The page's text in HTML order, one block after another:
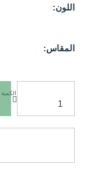
اللون:
المقاس:
الكمية